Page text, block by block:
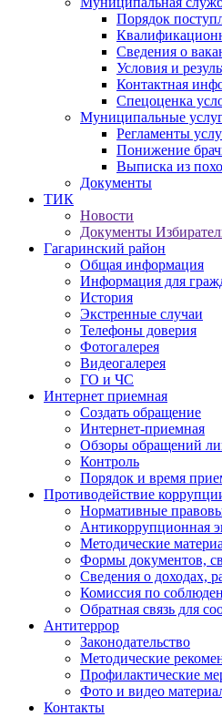
Порядок
Сведения о
Условия и
Контактная
Спецоценка
Муниципальные
Регламенты
Понижение
Выписка из
Документы
ТИК
Новости
Документы
Гагаринский район
Общая информация
Информация для
История
Экстренные случаи
Телефоны доверия
Фотогалерея
Видеогалерея
ГО и ЧС
Интернет приемная
Создать обращение
Интернет-приемная
Обзоры обращений
Контроль
Порядок и время
Противодействие
Нормативные
Антикоррупционная
Методические
Формы документов,
Сведения о доходах,
Комиссия по
Обратная связь для
Антитеррор
Законодательство
Методические
Профилактические
Фото и видео
Контакты